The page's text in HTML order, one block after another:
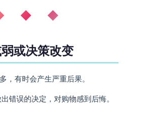
◆ ◆
或决策改变
，有时会产生严重后果。
错误的决定，对购物感到后悔。